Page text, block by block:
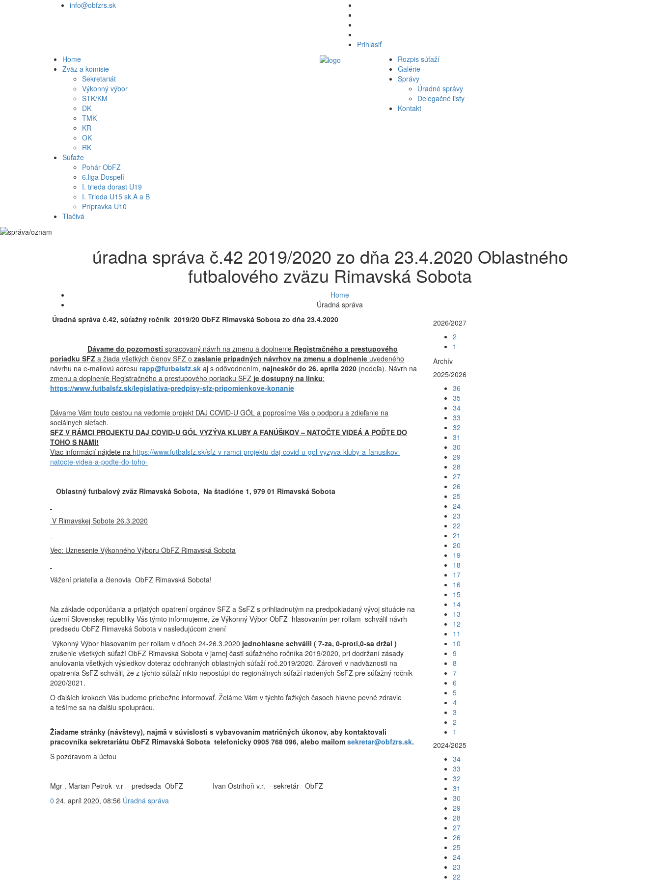
info@obfzrs.sk
Prihlásiť
Home
Zväz a komisie
Sekretariát
Výkonný výbor
ŠTK/KM
DK
TMK
KR
OK
RK
Súťaže
Pohár ObFZ
6.liga Dospelí
I. trieda dorast U19
I. Trieda U15 sk.A a B
Prípravka U10
Tlačivá
Rozpis súťaží
Galérie
Správy
Úradné správy
Delegačné listy
Kontakt
úradna správa č.42 2019/2020 zo dňa 23.4.2020 Oblastného
futbalového zväzu Rimavská Sobota
Home
Úradná správa
Úradná správa č.42, súťažný ročník 2019/20 ObFZ Rimavská Sobota zo dňa 23.4.2020
Dávame do pozornosti spracovaný návrh na zmenu a doplnenie Registračného a prestupového
poriadku SFZ a žiada všetkých členov SFZ o zaslanie prípadných návrhov na zmenu a doplnenie uvedeného
návrhu na e-mailovú adresu rapp@futbalsfz.sk aj s odôvodnením, najneskôr do 26. apríla 2020 (nedeľa). Návrh na
zmenu a doplnenie Registračného a prestupového poriadku SFZ je dostupný na linku:
https://www.futbalsfz.sk/legislativa-predpisy-sfz-pripomienkove-konanie
Dávame Vám touto cestou na vedomie projekt DAJ COVID-U GÓL a poprosíme Vás o podporu a zdieľanie na
sociálnych sieťach.
SFZ V RÁMCI PROJEKTU DAJ COVID-U GÓL VYZÝVA KLUBY A FANÚŠIKOV – NATOČTE VIDEÁ A POĎTE DO
TOHO S NAMI!
Viac informácií nájdete na https://www.futbalsfz.sk/sfz-v-ramci-projektu-daj-covid-u-gol-vyzyva-kluby-a-fanusikov-
natocte-videa-a-podte-do-toho-
Oblastný futbalový zväz Rimavská Sobota, Na štadióne 1, 979 01 Rimavská Sobota
V Rimavskej Sobote 26.3.2020
Vec: Uznesenie Výkonného Výboru ObFZ Rimavská Sobota
Vážení priatelia a členovia ObFZ Rimavská Sobota!
Na základe odporúčania a prijatých opatrení orgánov SFZ a SsFZ s prihliadnutým na predpokladaný vývoj situácie na
území Slovenskej republiky Vás týmto informujeme, že Výkonný Výbor ObFZ hlasovaním per rollam schválil návrh
predsedu ObFZ Rimavská Sobota v nasledujúcom znení
Výkonný Výbor hlasovaním per rollam v dňoch 24-26.3.2020 jednohlasne schválil ( 7-za, 0-proti,0-sa držal )
zrušenie všetkých súťaží ObFZ Rimavská Sobota v jarnej časti súťažného ročníka 2019/2020, pri dodržaní zásady
anulovania všetkých výsledkov doteraz odohraných oblastných súťaží roč.2019/2020. Zároveň v nadväznosti na
opatrenia SsFZ schválil, že z týchto súťaží nikto nepostúpi do regionálnych súťaží riadených SsFZ pre súťažný ročník
2020/2021.
O ďalších krokoch Vás budeme priebežne informovať. Želáme Vám v týchto ťažkých časoch hlavne pevné zdravie
a tešíme sa na ďalšiu spoluprácu.
Žiadame stránky (návštevy), najmä v súvislosti s vybavovaním matričných úkonov, aby kontaktovali
pracovníka sekretariátu ObFZ Rimavská Sobota telefonicky 0905 768 096, alebo mailom sekretar@obfzrs.sk.
S pozdravom a úctou
Mgr . Marian Petrok v.r - predseda ObFZ Ivan Ostrihoň v.r. - sekretár ObFZ
0 24. apríl 2020, 08:56 Úradná správa
2026/2027
2
1
Archív
2025/2026
36
35
34
33
32
31
30
29
28
27
26
25
24
23
22
21
20
19
18
17
16
15
14
13
12
11
10
9
8
7
6
5
4
3
2
1
2024/2025
34
33
32
31
30
29
28
27
26
25
24
23
22